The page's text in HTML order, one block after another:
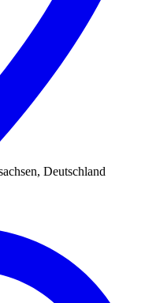
Deutschland